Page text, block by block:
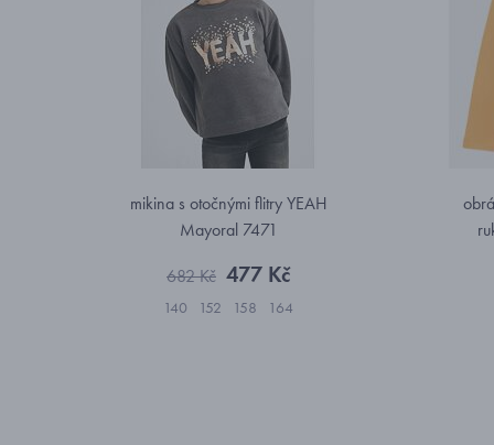
mikina s otočnými flitry YEAH
Mayoral 7471
682 Kč 477 Kč
140 152 158 164